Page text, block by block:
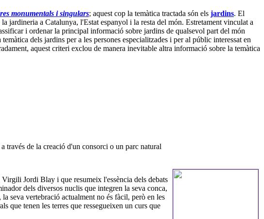
monumentals i singulars; aquest cop la temàtica tractada són els jardins. El
jardineria a Catalunya, l'Estat espanyol i la resta del món. Estretament vinculat a
i ordenar la principal informació sobre jardins de qualsevol part del món
dels jardins per a les persones especialitzades i per al públic interessat en
aquest criteri exclou de manera inevitable altra informació sobre la temàtica
través de la creació d'un consorci o un parc natural
Jordi Blay i que resumeix l'essència dels debats
dels diversos nuclis que integren la seva conca,
seva vertebració actualment no és fàcil, però en les
que tenen les terres que ressegueixen un curs que